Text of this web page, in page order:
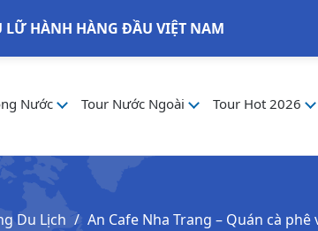
LỮ HÀNH HÀNG ĐẦU VIỆT NAM
Nước Tour Nước Ngoài Tour Hot 2026
Du Lịch An Cafe Nha Trang – Quán cà